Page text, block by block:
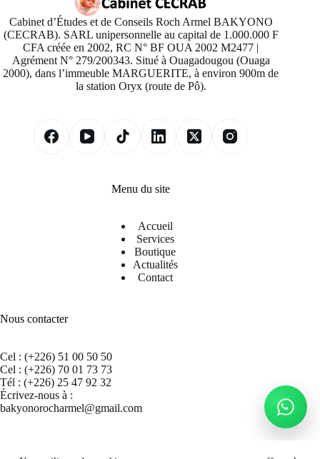
Cabinet d’Études et de Conseils Roch Armel BAKYONO
(CECRAB). SARL unipersonnelle au capital de 1.000.000 F
CFA créée en 2002, RC N° BF OUA 2002 M2477 |
Agrément N° 279/200343. Situé à Ouagadougou (Ouaga
2000), dans l’immeuble MARGUERITE, à environ 900m de
la station Oryx (route de Pô).
Menu du site
Accueil
Services
Boutique
Actualités
Contact
Nous contacter
Cel : (+226) 51 00 50 50
Cel : (+226) 70 01 73 73
Tél : (+226) 25 47 92 32
Écrivez-nous à :
bakyonorocharmel@gmail.com